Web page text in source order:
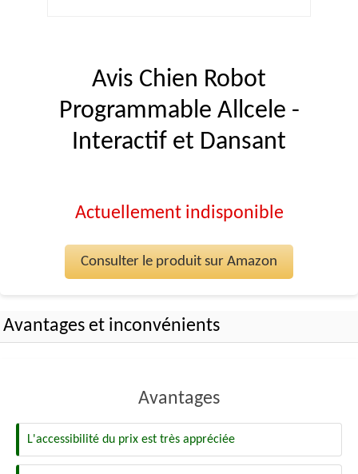
Avis Chien Robot
Programmable Allcele -
Interactif et Dansant
Actuellement indisponible
Consulter le produit sur Amazon
Avantages et inconvénients
Avantages
L'accessibilité du prix est très appréciée